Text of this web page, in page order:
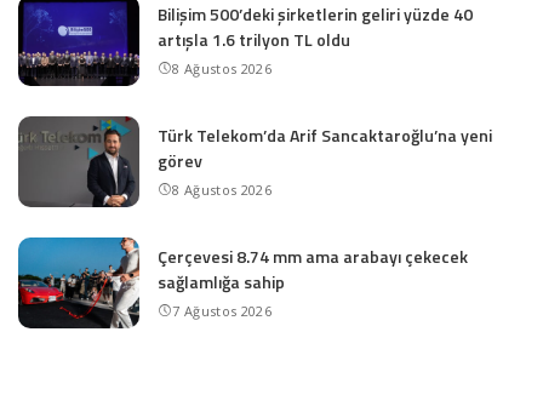
Bilişim 500’deki şirketlerin geliri yüzde 40
artışla 1.6 trilyon TL oldu
8 Ağustos 2026
Türk Telekom’da Arif Sancaktaroğlu’na yeni
görev
8 Ağustos 2026
Çerçevesi 8.74 mm ama arabayı çekecek
sağlamlığa sahip
7 Ağustos 2026